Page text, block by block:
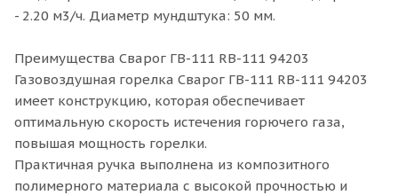
- 2.20 м3/ч. Диаметр мундштука: 50 мм.
Преимущества Сварог ГВ-111 RB-111 94203
Газовоздушная горелка Сварог ГВ-111 RB-111 94203
имеет конструкцию, которая обеспечивает
оптимальную скорость истечения горючего газа,
повышая мощность горелки.
Практичная ручка выполнена из композитного
полимерного материала с высокой прочностью и